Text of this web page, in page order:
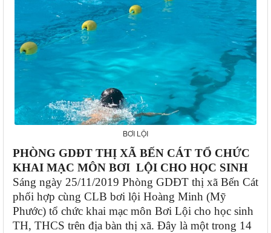
BƠI LỘI
PHÒNG GDĐT THỊ XÃ BẾN CÁT TỔ CHỨC
KHAI MẠC MÔN BƠI LỘI CHO HỌC SINH
Sáng ngày 25/11/2019 Phòng GDĐT thị xã Bến Cát
phối hợp cùng CLB bơi lội Hoàng Minh (Mỹ
Phước) tổ chức khai mạc môn Bơi Lội cho học sinh
TH, THCS trên địa bàn thị xã. Đây là một trong 14